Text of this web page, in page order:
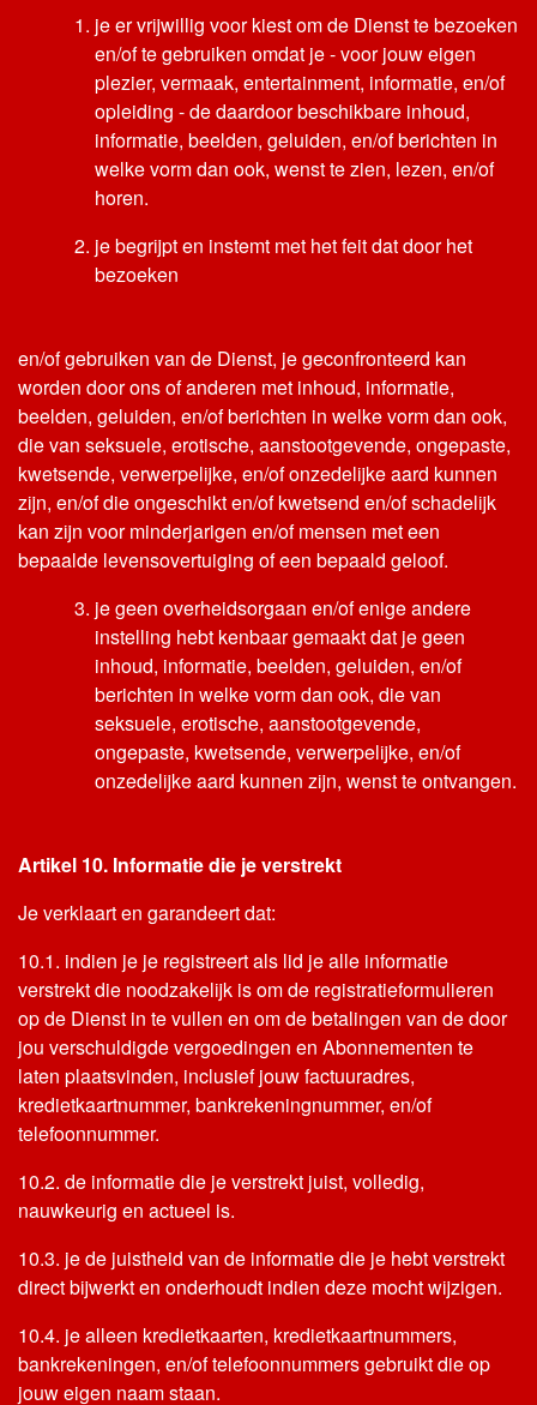
je er vrijwillig voor kiest om de Dienst te bezoeken
en/of te gebruiken omdat je - voor jouw eigen
plezier, vermaak, entertainment, informatie, en/of
opleiding - de daardoor beschikbare inhoud,
informatie, beelden, geluiden, en/of berichten in
welke vorm dan ook, wenst te zien, lezen, en/of
horen.
je begrijpt en instemt met het feit dat door het
bezoeken
en/of gebruiken van de Dienst, je geconfronteerd kan
worden door ons of anderen met inhoud, informatie,
beelden, geluiden, en/of berichten in welke vorm dan ook,
die van seksuele, erotische, aanstootgevende, ongepaste,
kwetsende, verwerpelijke, en/of onzedelijke aard kunnen
zijn, en/of die ongeschikt en/of kwetsend en/of schadelijk
kan zijn voor minderjarigen en/of mensen met een
bepaalde levensovertuiging of een bepaald geloof.
je geen overheidsorgaan en/of enige andere
instelling hebt kenbaar gemaakt dat je geen
inhoud, informatie, beelden, geluiden, en/of
berichten in welke vorm dan ook, die van
seksuele, erotische, aanstootgevende,
ongepaste, kwetsende, verwerpelijke, en/of
onzedelijke aard kunnen zijn, wenst te ontvangen.
Artikel 10. Informatie die je verstrekt
Je verklaart en garandeert dat:
10.1. indien je je registreert als lid je alle informatie
verstrekt die noodzakelijk is om de registratieformulieren
op de Dienst in te vullen en om de betalingen van de door
jou verschuldigde vergoedingen en Abonnementen te
laten plaatsvinden, inclusief jouw factuuradres,
kredietkaartnummer, bankrekeningnummer, en/of
telefoonnummer.
10.2. de informatie die je verstrekt juist, volledig,
nauwkeurig en actueel is.
10.3. je de juistheid van de informatie die je hebt verstrekt
direct bijwerkt en onderhoudt indien deze mocht wijzigen.
10.4. je alleen kredietkaarten, kredietkaartnummers,
bankrekeningen, en/of telefoonnummers gebruikt die op
jouw eigen naam staan.